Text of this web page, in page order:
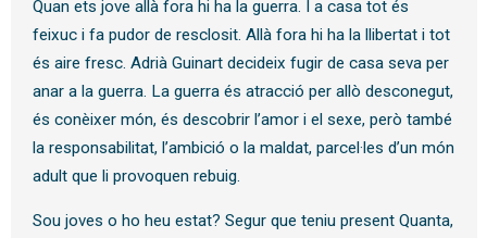
Quan ets jove allà fora hi ha la guerra. I a casa tot és
feixuc i fa pudor de resclosit. Allà fora hi ha la llibertat i tot
és aire fresc. Adrià Guinart decideix fugir de casa seva per
anar a la guerra. La guerra és atracció per allò desconegut,
és conèixer món, és descobrir l’amor i el sexe, però també
la responsabilitat, l’ambició o la maldat, parcel·les d’un món
adult que li provoquen rebuig.
Sou joves o ho heu estat? Segur que teniu present Quanta,